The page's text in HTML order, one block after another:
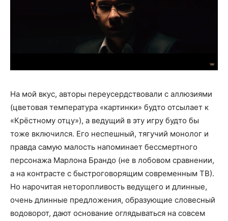
На мой вкус, авторы переусердствовали с аллюзиями
(цветовая температура «картинки» будто отсылает к
«Крёстному отцу»), а ведущий в эту игру будто бы
тоже включился. Его неспешный, тягучий монолог и
правда самую малость напоминает бессмертного
персонажа Марлона Брандо (не в лобовом сравнении,
а на контрасте с быстроговорящим современным ТВ).
Но нарочитая неторопливость ведущего и длинные,
очень длинные предложения, образующие словесный
водоворот, дают основание оглядываться на совсем